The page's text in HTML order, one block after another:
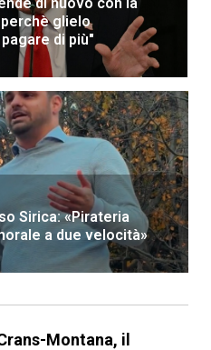
glielo
di più"
Sirica: «Pirateria
a due velocità»
Montana, il